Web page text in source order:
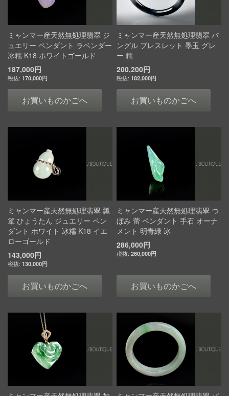
ミャンマー産天然無処理翡翠 ジ
ュエリー ペンダント ラベンダー
冰糯 K18 ホワイトゴールド
187,000円
170,000円
お買いものかごへ
ミャンマー産天然無処理翡翠 バ
ングル ブレスレット 墨玉 グレ
ー 糯
200,200円
182,000円
お買いものかごへ
ミャンマー産天然無処理翡翠 瓢
箪 ひょうたん ジュエリー ペン
ダント ホワイト 冰糯 K18 イエ
ローゴールド
143,000円
130,000円
お買いものかごへ
ミャンマー産天然無処理翡翠 つ
ぼみ 蕾 ペンダント 手石 オーナ
メント 明青緑 冰
286,000円
260,000円
お買いものかごへ